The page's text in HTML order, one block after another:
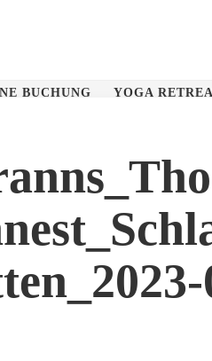
BUCHUNG YOGA